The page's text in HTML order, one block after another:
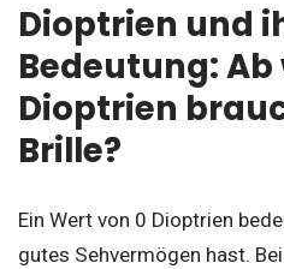
Dioptrien und
Bedeutung: Ab
Dioptrien
Brille?
Ein Wert von 0 Dioptrien
gutes Sehvermögen hast.